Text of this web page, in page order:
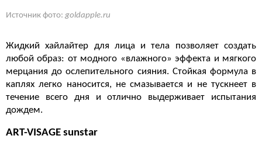
Источник фото: goldapple.ru
Жидкий хайлайтер для лица и тела позволяет создать
любой образ: от модного «влажного» эффекта и мягкого
мерцания до ослепительного сияния. Стойкая формула в
каплях легко наносится, не смазывается и не тускнеет в
течение всего дня и отлично выдерживает испытания
дождем.
ART-VISAGE sunstar